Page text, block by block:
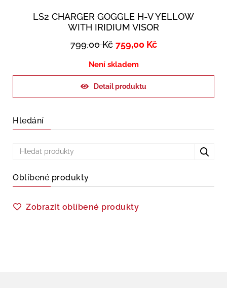
LS2 CHARGER GOGGLE H-V YELLOW
WITH IRIDIUM VISOR
799,00Kč 759,00 Kč
Není skladem
Detail produktu
Hledání
Oblíbené produkty
Zobrazit oblíbené produkty